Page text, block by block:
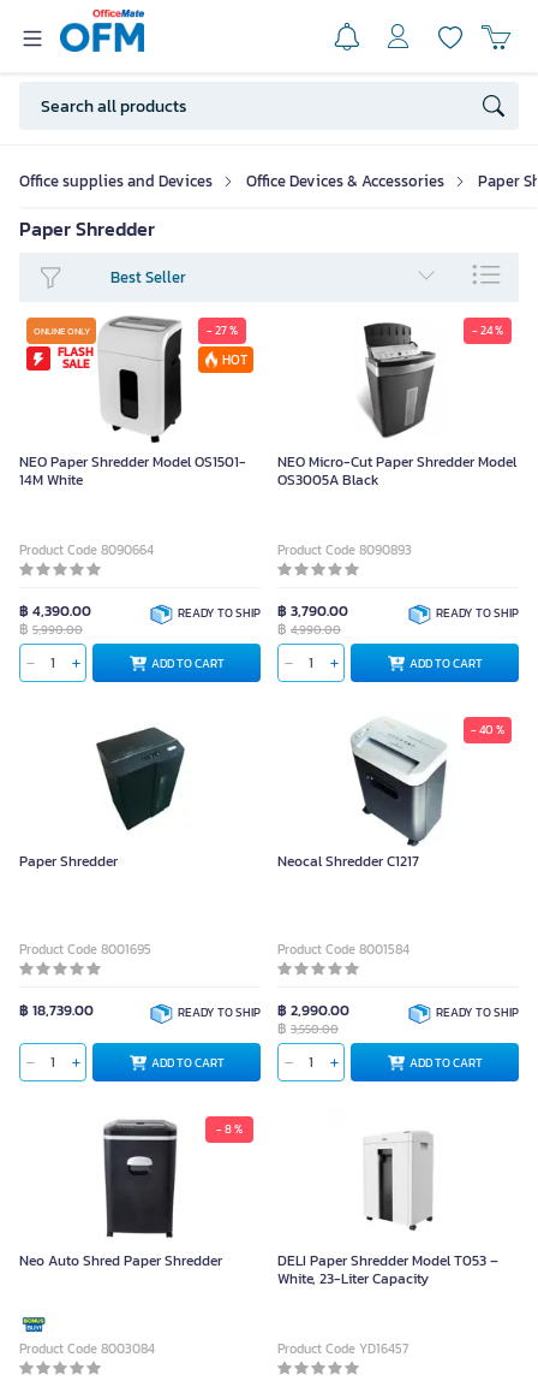
Office supplies and Devices Office Devices & Accessories Paper
Paper Shredder
Best Seller
ONLINE ONLY
FLASH
SALE
- 27 %
HOT
NEO Paper Shredder Model OS1501-
14M White
Product Code 8090664
฿ 4,390.00
฿ 5,990.00
READY TO SHIP
ADD TO CART
- 24 %
NEO Micro-Cut Paper Shredder Model
OS3005A Black
Product Code 8090893
฿ 3,790.00
฿ 4,990.00
READY TO SHIP
ADD TO CART
Paper Shredder
Product Code 8001695
฿ 18,739.00 READY TO SHIP
ADD TO CART
- 40 %
Neocal Shredder C1217
Product Code 8001584
฿ 2,990.00
฿ 3,550.00
READY TO SHIP
ADD TO CART
- 8 %
Neo Auto Shred Paper Shredder
Product Code 8003084
DELI Paper Shredder Model T053 –
White, 23-Liter Capacity
Product Code YD16457